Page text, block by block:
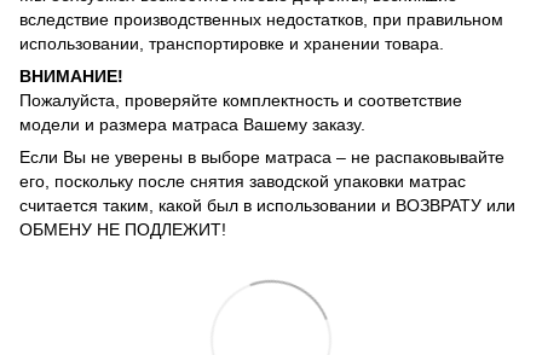
вследствие производственных недостатков, при правильном
использовании, транспортировке и хранении товара.
ВНИМАНИЕ!
Пожалуйста, проверяйте комплектность и соответствие
модели и размера матраса Вашему заказу.
Если Вы не уверены в выборе матраса – не распаковывайте
его, поскольку после снятия заводской упаковки матрас
считается таким, какой был в использовании и ВОЗВРАТУ или
ОБМЕНУ НЕ ПОДЛЕЖИТ!